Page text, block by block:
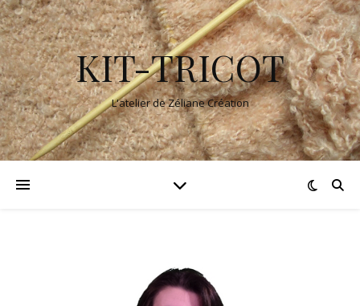
KIT-TRICOT
L'atelier de Zéliane Création